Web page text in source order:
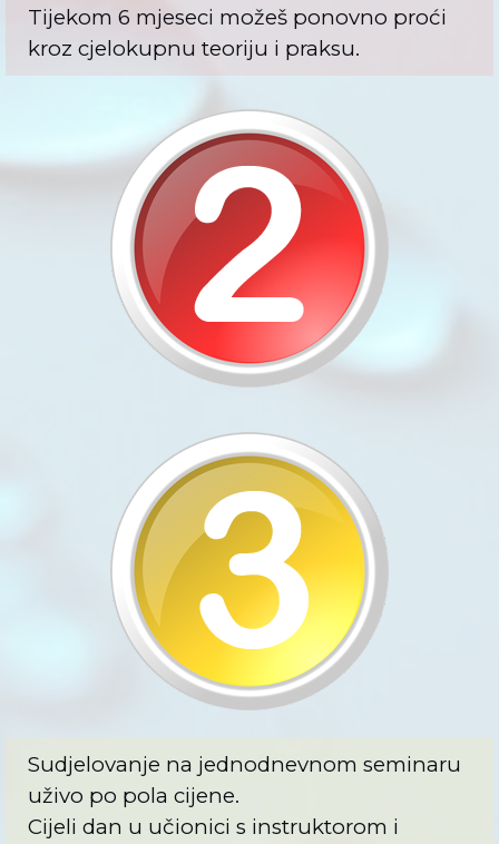
Tijekom 6 mjeseci možeš ponovno proći
kroz cjelokupnu teoriju i praksu.
Sudjelovanje na jednodnevnom seminaru
uživo po pola cijene.
Cijeli dan u učionici s instruktorom i